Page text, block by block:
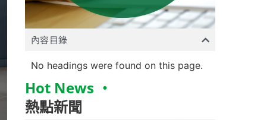
內容目錄
No headings were found on this page.
Hot News ‧
熱點新聞